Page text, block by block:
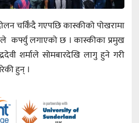
चर्किँदै गएपछि कास्कीको पोखरामा
कर्फ्यु लगाएको छ । कास्कीका प्रमुख
शर्माले सोमबारदेखि लागु हुने गरी
हुन् ।